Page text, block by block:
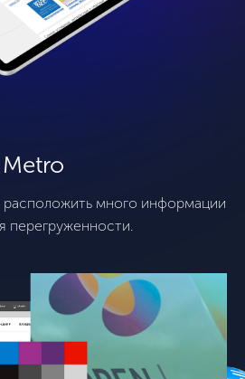
расположить много информации
перегруженности.